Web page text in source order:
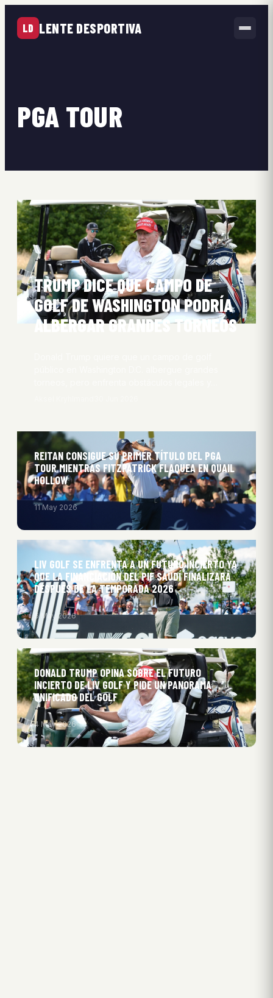
LD LENTE DESPORTIVA
PGA TOUR
TRUMP DICE QUE CAMPO DE
GOLF DE WASHINGTON PODRÍA
ALBERGAR GRANDES TORNEOS
REITAN CONSIGUE SU PRIMER TÍTULO DEL PGA
TOUR MIENTRAS FITZPATRICK FLAQUEA EN QUAIL
HOLLOW
11 May 2026
LIV GOLF SE ENFRENTA A UN FUTURO INCIERTO YA
QUE LA FINANCIACIÓN DEL PIF SAUDÍ FINALIZARÁ
DESPUÉS DE LA TEMPORADA 2026
6 May 2026
DONALD TRUMP OPINA SOBRE EL FUTURO
INCIERTO DE LIV GOLF Y PIDE UN PANORAMA
UNIFICADO DEL GOLF
4 May 2026